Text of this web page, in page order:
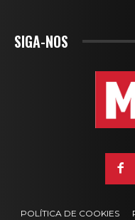
SIGA-NOS
POLÍTICA DE COOKIES